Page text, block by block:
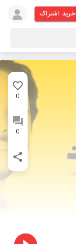
خرید اشتراک
0
0